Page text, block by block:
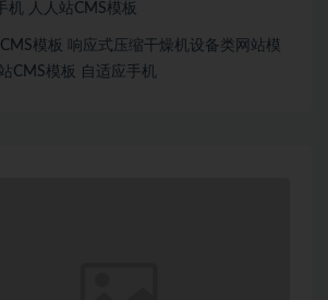
机 人人站CMS模板
模板 响应式压缩干燥机设备类网站模
CMS模板 自适应手机